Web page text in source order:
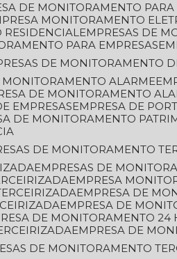
DE MONITORAMENTO PARA
MONITORAMENTO
RESIDENCIAL
EMPRESAS DE
PARA EMPRESAS
DE MONITORAMENTO
MONITORAMENTO ALARME
DE MONITORAMENTO
EMPRESAS
EMPRESA DE
DE MONITORAMENTO
DE MONITORAMENTO
EMPRESAS DE
EMPRESA
EMPRESA DE
EMPRESA DE
DE MONITORAMENTO
EMPRESA DE
DE MONITORAMENTO